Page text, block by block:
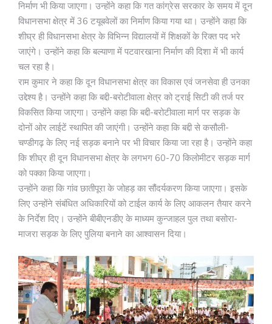
निर्माण भी किया जाएगा। उन्होंने कहा कि गत कांग्रेस सरकार के समय में दून
विधानसभा क्षेत्र में 36 टयूबवेलों का निर्माण किया गया था। उन्होंने कहा कि
शीघ्र ही विधानसभा क्षेत्र के विभिन्न विद्यालयों में शिक्षकों के रिक्त पद भरे
जाएंगे। उन्होंने कहा कि बल्याणा में पटवारखाना निर्माण की दिशा में भी कार्य
चल रहा है।
राम कुमार ने कहा कि दून विधानसभा क्षेत्र का विकास एवं जनसेवा ही उनका
उद्देश्य है। उन्होंने कहा कि बद्दी-बरोटीवाला क्षेत्र को ट्राई सिटी की तर्ज पर
विकसित किया जाएगा। उन्होंने कहा कि बद्दी-बरोटीवाला मार्ग पर सड़क के
दोनों ओर लाईटें स्थापित की जाएंगी। उन्होंने कहा कि बद्दी से कसौली-
चण्डीगढ़ के लिए नई सड़क बनाने पर भी विचार किया जा रहा है। उन्होंने कहा
कि शीघ्र ही दून विधानसभा क्षेत्र के लगभग 60-70 किलोमीटर सड़क मार्ग
को पक्का किया जाएगा।
उन्होंने कहा कि गांव छातीपूरा के जोहड़ का सौंदर्यकरण किया जाएगा। इसके
लिए उन्होंने संबंधित अधिकारियों को टाईल कार्य के लिए आकलन तैयार करने
के निर्देश दिए। उन्होंने बीबीएनडीए के माध्यम कुन्जाहल पुल तथा बसोरा-
माजरा सड़क के लिए पुलिया बनाने का आश्वासन दिया।